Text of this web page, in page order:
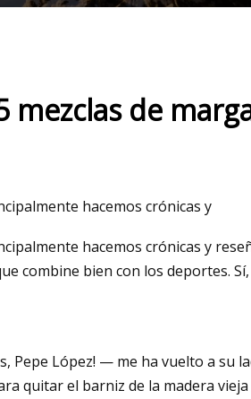
mezclas de
hacemos crónicas y
hacemos crónicas y
combine bien con los deportes.
Pepe López! — me ha vuelto a su
quitar el barniz de la madera vieja